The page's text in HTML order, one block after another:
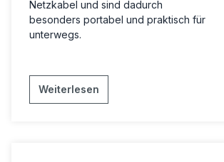
Netzkabel und sind dadurch
besonders portabel und praktisch für
unterwegs.
Weiterlesen